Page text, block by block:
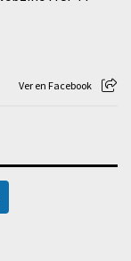
Ver en Facebook